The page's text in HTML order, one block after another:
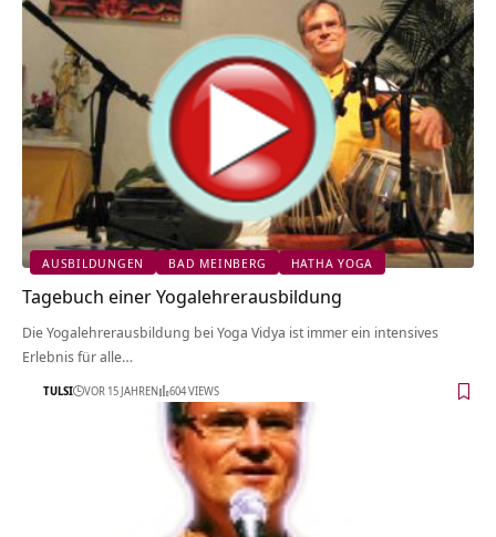
AUSBILDUNGEN BAD MEINBERG HATHA YOGA
Tagebuch einer Yogalehrerausbildung
Die Yogalehrerausbildung bei Yoga Vidya ist immer ein intensives
Erlebnis für alle…
TULSI VOR 15 JAHREN 604 VIEWS